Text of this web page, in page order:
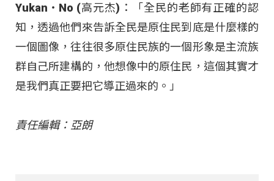
Yukan‧No (高元杰)：「全民的老師有正確的認
知，透過他們來告訴全民是原住民到底是什麼樣的
一個圖像，往往很多原住民族的一個形象是主流族
群自己所建構的，他想像中的原住民，這個其實才
是我們真正要把它導正過來的。」
責任編輯：亞朗